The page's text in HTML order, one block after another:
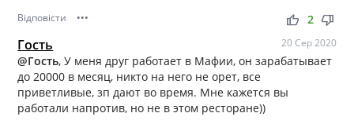
Відповісти ••• thumb_up thumb_down
2
Гость 20 Сер 2020
@Гость, У меня друг работает в Мафии, он зарабатывает
до 20000 в месяц, никто на него не орет, все
приветливые, зп дают во время. Мне кажется вы
работали напротив, но не в этом ресторане))